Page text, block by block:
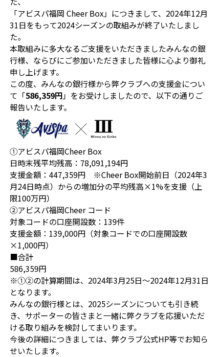
「アビスパ福岡 Cheer Box」につきまして、2024年12月
31日をもって2024シーズンの取組みが終了いたしまし
た。
本取組みに多大なるご支援をいただきましたみんなの銀
行様、ならびにご参加いただきました皆様に心より御礼
申し上げます。
この度、みんなの銀行様から弊クラブへの支援金につい
て「586,359円」をお受けしましたので、以下の通りご
報告いたします。
➀アビスパ福岡Cheer Box
日時末残平均残高：78,091,194円
支援金額：447,359円 ※Cheer Box開始前日（2024年3
月24日時点）からの増加分の平均残高×1%を支援（上
限100万円）
②アビスパ福岡Cheer コード
対象コードの口座開設数：139件
支援金額：139,000円（対象コードでの口座開設数
×1,000円）
■合計
586,359円
※➀②の計算期間は、2024年3月25日～2024年12月31日
となります。
みんなの銀行様とは、2025シーズンについても引き続
き、サポーターの皆さまと一緒に弊クラブを応援いただ
ける取り組みを検討してまいります。
今後の詳細につきましては、弊クラブ公式HP等でお知ら
せいたします。